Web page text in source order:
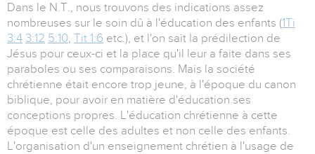
Dans le N.T., nous trouvons des indications assez
nombreuses sur le soin dû à l'éducation des enfants (1Ti
3:4 3:12 5:10, Tit 1:6 etc.), et l'on sait la prédilection de
Jésus pour ceux-ci et la place qu'il leur a faite dans ses
paraboles ou ses comparaisons. Mais la société
chrétienne était encore trop jeune, à l'époque du canon
biblique, pour avoir en matière d'éducation ses
conceptions propres. L'éducation chrétienne à cette
époque est celle des adultes et non celle des enfants.
L'organisation d'un enseignement chrétien à l'usage de